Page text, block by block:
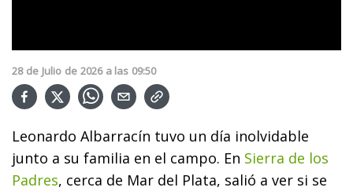
28 de Julio de 2026 a las 09:50
Leonardo Albarracín tuvo un día inolvidable
junto a su familia en el campo. En Sierra de los
Padres, cerca de Mar del Plata, salió a ver si se